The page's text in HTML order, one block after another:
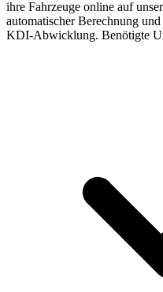
ihre Fahrzeuge online auf
automatischer Berechnung
KDI-Abwicklung. Benötigte